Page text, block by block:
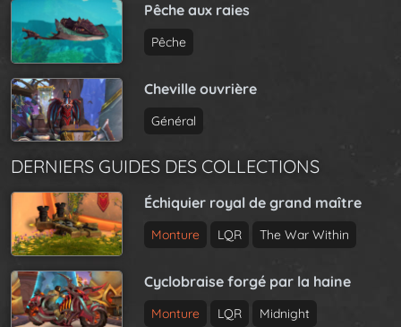
Pêche aux raies
Pêche
Cheville ouvrière
Général
DERNIERS GUIDES DES COLLECTIONS
Échiquier royal de grand maître
Monture LQR The War Within
Cyclobraise forgé par la haine
Monture LQR Midnight